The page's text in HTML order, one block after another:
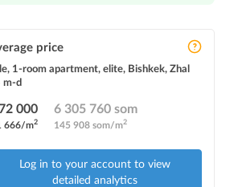
price
1-room apartment, elite, Bishkek, Zhal
m-d
000
666/m2
6 305 760 som
145 908 som/m2
Log in to your account to view
detailed analytics